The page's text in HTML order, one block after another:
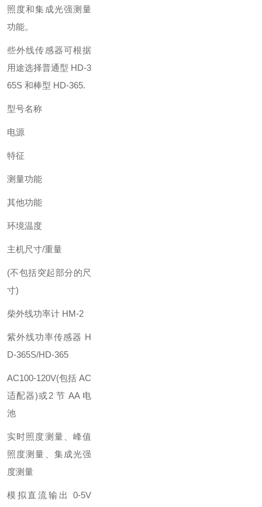
照度和集成光强测量
功能。
些外线传感器可根据
用途选择普通型 HD-3
65S 和棒型 HD-365.
型号名称
电源
特征
测量功能
其他功能
环境温度
主机尺寸/重量
(不包括突起部分的尺
寸)
柴外线功率计 HM-2
紫外线功率传感器 H
D-365S/HD-365
AC100-120V(包括 AC
适配器)或2 节 AA 电
池
实时照度测量、峰值
照度测量、集成光强
度测量
模拟直流输出 0-5V